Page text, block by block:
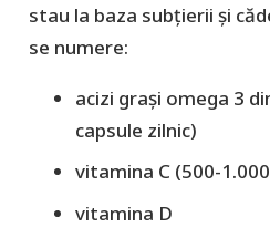
stau la baza subțierii și
se numere:
acizi grași omega 3
capsule zilnic)
vitamina C (500-
vitamina D